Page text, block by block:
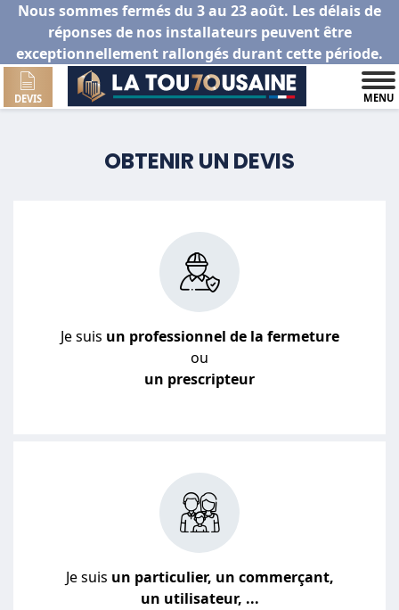
Nous sommes fermés du 3 au 23 août. Les délais de
réponses de nos installateurs peuvent être
exceptionnellement rallongés durant cette période.
DEVIS MENU
OBTENIR UN DEVIS
Je suis un professionnel de la fermeture
ou
un prescripteur
Je suis un particulier, un commerçant,
un utilisateur, ...